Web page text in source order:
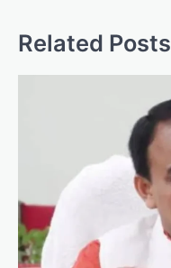
Related Posts